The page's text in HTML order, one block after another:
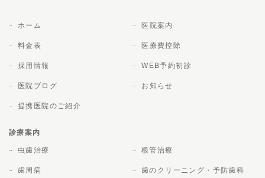
ホーム 医院案内
料金表 医療費控除
採用情報 WEB予約初診
医院ブログ お知らせ
提携医院のご紹介
診療案内
虫歯治療 根管治療
歯周病 歯のクリーニング・予防歯科